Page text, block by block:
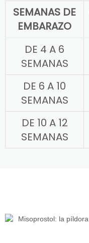
SEMANAS DE
EMBARAZO
DE 4 A 6
SEMANAS
DE 6 A 10
SEMANAS
DE 10 A 12
SEMANAS